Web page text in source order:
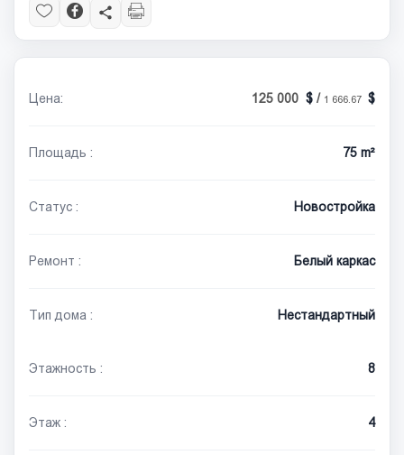
Цена: 125 000 / 1 666.67
Площадь : 75 m²
Статус : Новостройка
Ремонт : Белый каркас
Тип дома : Нестандартный
Этажность : 8
Этаж : 4